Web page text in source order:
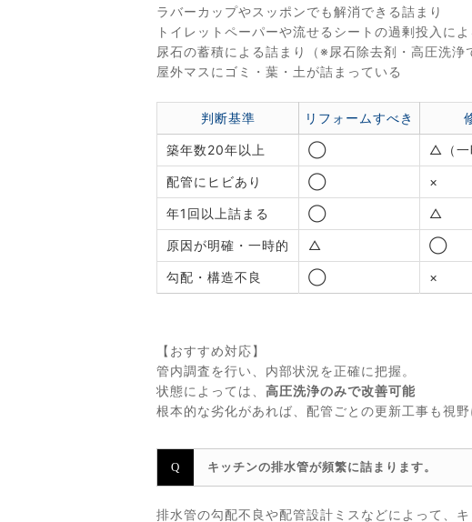
ラバーカップやスッポンでも解消できる詰まり
トイレットペーパーや流せるシートの過剰投入に
尿石の蓄積による詰まり（※尿石除去剤・高圧洗浄
屋外マスにゴミ・葉・土が詰まっている
判断基準 リフォームすべき
築年数20年以上 ◯ △（一
配管にヒビあり ◯ ×
年1回以上詰まる ◯ △
原因が明確・一時的 △ ◯
勾配・構造不良 ◯ ×
【おすすめ対応】
管内調査を行い、内部状況を正確に把握。
状態によっては、 高圧洗浄のみで改善可能
根本的な劣化があれば、配管ごとの更新工事も視野
キッチンの排水管が頻繁に詰まります。
排水管の勾配不良や配管設計ミスなどによって、